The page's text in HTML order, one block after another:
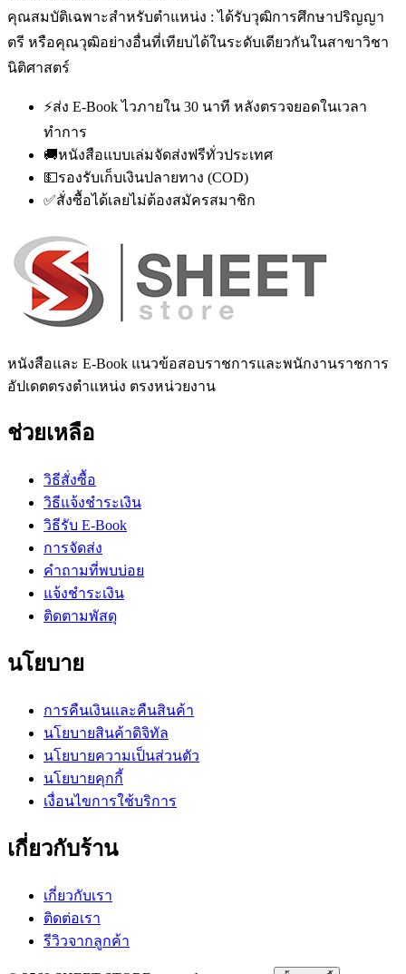
คุณสมบัติเฉพาะสำหรับตำแหน่ง : ได้รับวุฒิการศึกษาปริญญา
ตรี หรือคุณวุฒิอย่างอื่นที่เทียบได้ในระดับเดียวกันในสาขาวิชา
นิติศาสตร์
⚡ส่ง E-Book ไวภายใน 30 นาที หลังตรวจยอดในเวลา
ทำการ
🚚หนังสือแบบเล่มจัดส่งฟรีทั่วประเทศ
💵รองรับเก็บเงินปลายทาง (COD)
✅สั่งซื้อได้เลยไม่ต้องสมัครสมาชิก
หนังสือและ E-Book แนวข้อสอบราชการและพนักงานราชการ
อัปเดตตรงตำแหน่ง ตรงหน่วยงาน
ช่วยเหลือ
วิธีสั่งซื้อ
วิธีแจ้งชำระเงิน
วิธีรับ E-Book
การจัดส่ง
คำถามที่พบบ่อย
แจ้งชำระเงิน
ติดตามพัสดุ
นโยบาย
การคืนเงินและคืนสินค้า
นโยบายสินค้าดิจิทัล
นโยบายความเป็นส่วนตัว
นโยบายคุกกี้
เงื่อนไขการใช้บริการ
เกี่ยวกับร้าน
เกี่ยวกับเรา
ติดต่อเรา
รีวิวจากลูกค้า